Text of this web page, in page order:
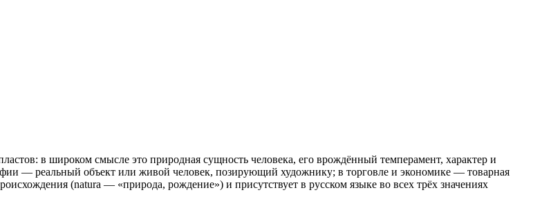
в широком смысле это природная сущность человека, его врождённый темперамент, характер и
— реальный объект или живой человек, позирующий художнику; в торговле и экономике — товарная
(natura — «природа, рождение») и присутствует в русском языке во всех трёх значениях